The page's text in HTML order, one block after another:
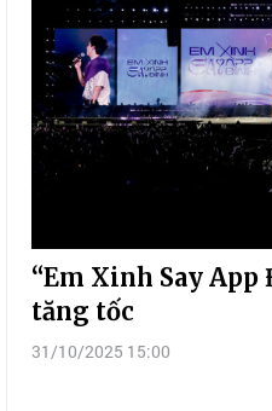
“Em Xinh Say
tăng tốc
31/10/2025 15:00